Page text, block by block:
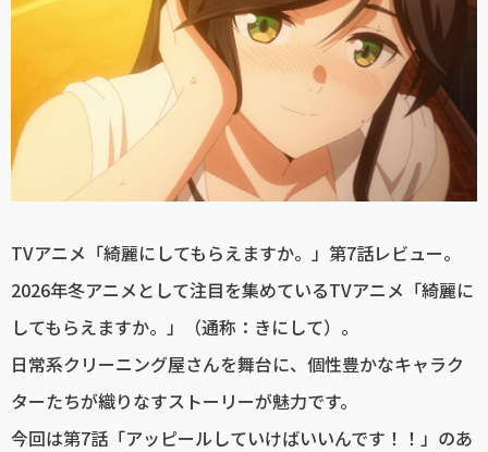
TVアニメ「綺麗にしてもらえますか。」第7話レビュー。
2026年冬アニメとして注目を集めているTVアニメ「綺麗に
してもらえますか。」（通称：きにして）。
日常系クリーニング屋さんを舞台に、個性豊かなキャラク
ターたちが織りなすストーリーが魅力です。
今回は第7話「アッピールしていけばいいんです！！」のあ